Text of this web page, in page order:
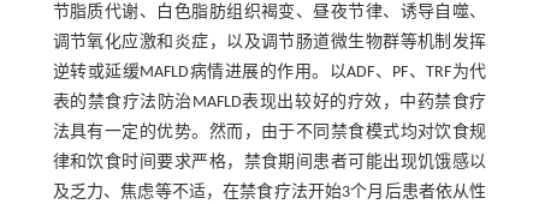
节脂质代谢、白色脂肪组织褐变、昼夜节律、诱导自噬、
调节氧化应激和炎症，以及调节肠道微生物群等机制发挥
逆转或延缓MAFLD病情进展的作用。以ADF、PF、TRF为代
表的禁食疗法防治MAFLD表现出较好的疗效，中药禁食疗
法具有一定的优势。然而，由于不同禁食模式均对饮食规
律和饮食时间要求严格，禁食期间患者可能出现饥饿感以
及乏力、焦虑等不适，在禁食疗法开始3个月后患者依从性